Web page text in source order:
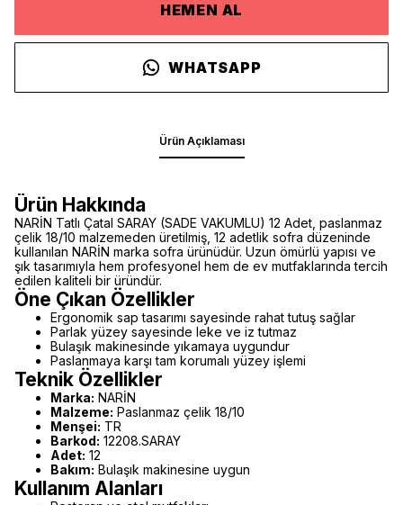
HEMEN AL
WHATSAPP
Ürün Açıklaması
Ürün Hakkında
NARİN Tatlı Çatal SARAY (SADE VAKUMLU) 12 Adet, paslanmaz
çelik 18/10 malzemeden üretilmiş, 12 adetlik sofra düzeninde
kullanılan NARİN marka sofra ürünüdür. Uzun ömürlü yapısı ve
şık tasarımıyla hem profesyonel hem de ev mutfaklarında tercih
edilen kaliteli bir üründür.
Öne Çıkan Özellikler
Ergonomik sap tasarımı sayesinde rahat tutuş sağlar
Parlak yüzey sayesinde leke ve iz tutmaz
Bulaşık makinesinde yıkamaya uygundur
Paslanmaya karşı tam korumalı yüzey işlemi
Teknik Özellikler
Marka: NARİN
Malzeme: Paslanmaz çelik 18/10
Menşei: TR
Barkod: 12208.SARAY
Adet: 12
Bakım: Bulaşık makinesine uygun
Kullanım Alanları